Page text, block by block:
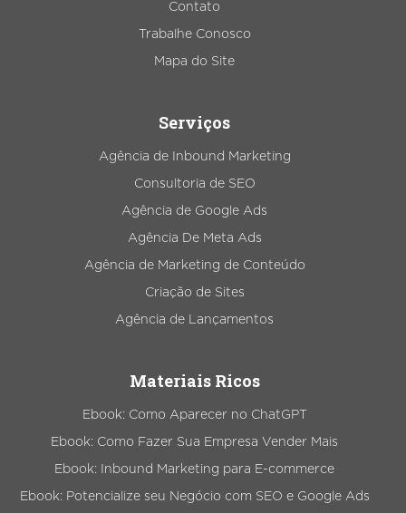
Contato
Trabalhe Conosco
Mapa do Site
Serviços
Agência de Inbound Marketing
Consultoria de SEO
Agência de Google Ads
Agência De Meta Ads
Agência de Marketing de Conteúdo
Criação de Sites
Agência de Lançamentos
Materiais Ricos
Ebook: Como Aparecer no ChatGPT
Ebook: Como Fazer Sua Empresa Vender Mais
Ebook: Inbound Marketing para E-commerce
Ebook: Potencialize seu Negócio com SEO e Google Ads